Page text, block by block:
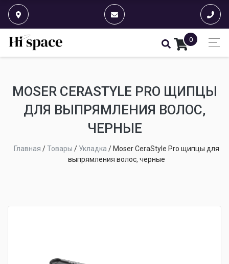
0
MOSER CERASTYLE PRO ЩИПЦЫ
ДЛЯ ВЫПРЯМЛЕНИЯ ВОЛОС,
ЧЕРНЫЕ
Главная /Товары / Укладка / Moser CeraStyle Pro щипцы для
выпрямления волос, черные